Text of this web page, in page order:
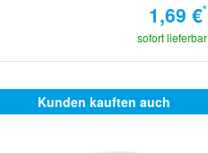
1,69 €*
sofort lieferbar
Kunden kauften auch